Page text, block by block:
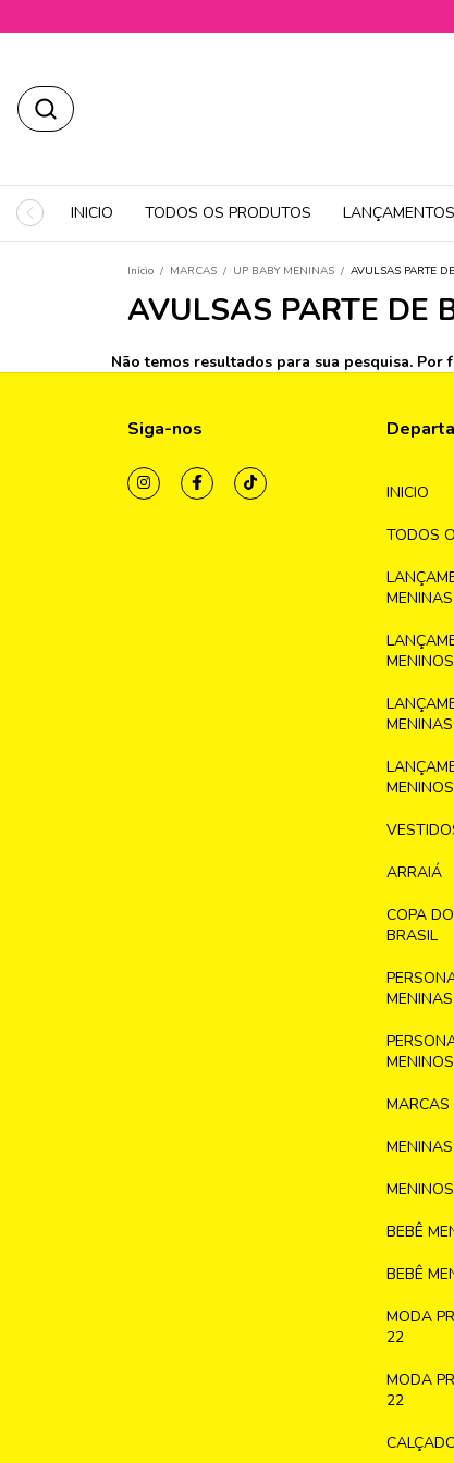
INICIO TODOS OS PRODUTOS
Início / MARCAS / UP BABY MENINAS / AVULSAS PARTE
AVULSAS PARTE DE
Não temos resultados para sua pesquisa.
Siga-nos
INICIO
TODOS
MENINAS
MENINOS
MENINAS
MENINOS
ARRAIÁ
COPA
BRASIL
MENINAS
MENINOS
MARCAS
BEBÊ
BEBÊ
MODA
22
MODA
22